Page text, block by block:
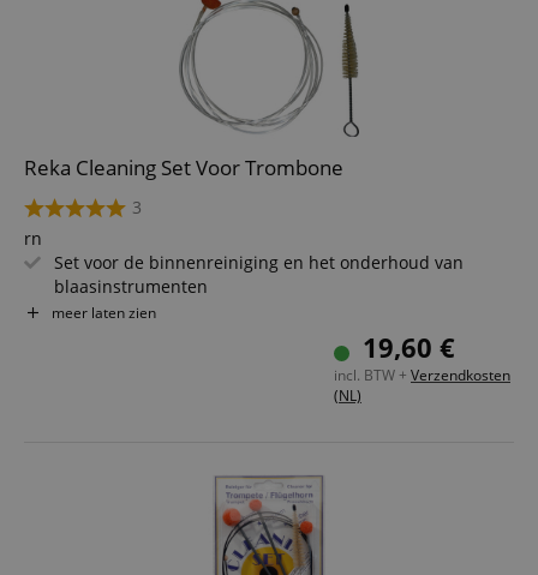
Reka Cleaning Set Voor Trombone
3
rn
Set voor de binnenreiniging en het onderhoud van
blaasinstrumenten
rn
meer laten zien
19,60 €
incl. BTW + Verzendkosten
(NL)